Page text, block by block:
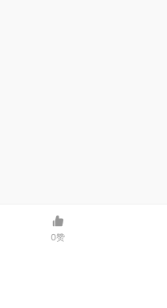
0赞